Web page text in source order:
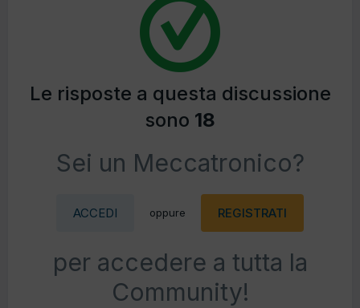
Le risposte a questa discussione
sono 18
Sei un Meccatronico?
ACCEDI oppure REGISTRATI
per accedere a tutta la
Community!